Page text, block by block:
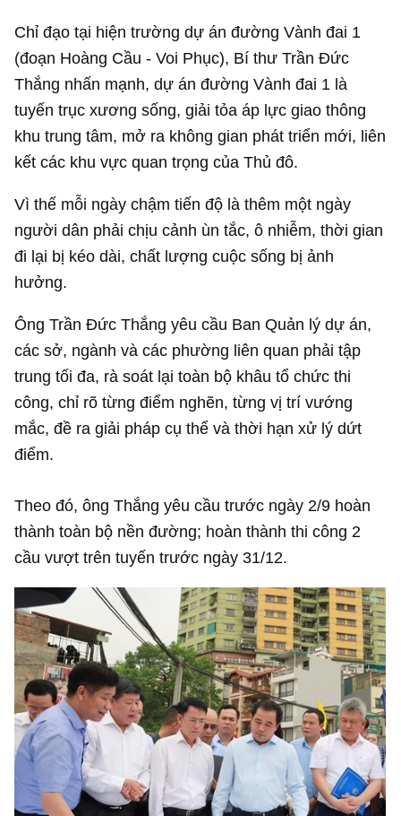
Chỉ đạo tại hiện trường dự án đường Vành đai 1
(đoạn Hoàng Cầu - Voi Phục), Bí thư Trần Đức
Thắng nhấn mạnh, dự án đường Vành đai 1 là
tuyến trục xương sống, giải tỏa áp lực giao thông
khu trung tâm, mở ra không gian phát triển mới, liên
kết các khu vực quan trọng của Thủ đô.
Vì thế mỗi ngày chậm tiến độ là thêm một ngày
người dân phải chịu cảnh ùn tắc, ô nhiễm, thời gian
đi lại bị kéo dài, chất lượng cuộc sống bị ảnh
hưởng.
Ông Trần Đức Thắng yêu cầu Ban Quản lý dự án,
các sở, ngành và các phường liên quan phải tập
trung tối đa, rà soát lại toàn bộ khâu tổ chức thi
công, chỉ rõ từng điểm nghẽn, từng vị trí vướng
mắc, đề ra giải pháp cụ thể và thời hạn xử lý dứt
điểm.
Theo đó, ông Thắng yêu cầu trước ngày 2/9 hoàn
thành toàn bộ nền đường; hoàn thành thi công 2
cầu vượt trên tuyến trước ngày 31/12.